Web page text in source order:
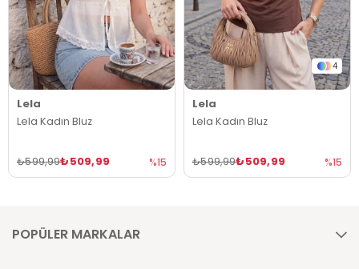
Lela
Lela Kadın Bluz
₺509,99
₺599,99 %15
4
Lela
Lela Kadın Bluz
₺509,99
₺599,99 %15
POPÜLER MARKALAR